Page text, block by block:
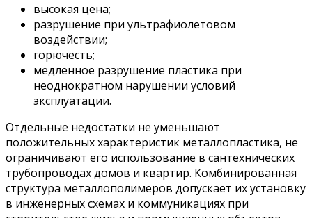
высокая цена;
разрушение при ультрафиолетовом
воздействии;
горючесть;
медленное разрушение пластика при
неоднократном нарушении условий
эксплуатации.
Отдельные недостатки не уменьшают
положительных характеристик металлопластика, не
ограничивают его использование в сантехнических
трубопроводах домов и квартир. Комбинированная
структура металлополимеров допускает их установку
в инженерных схемах и коммуникациях при